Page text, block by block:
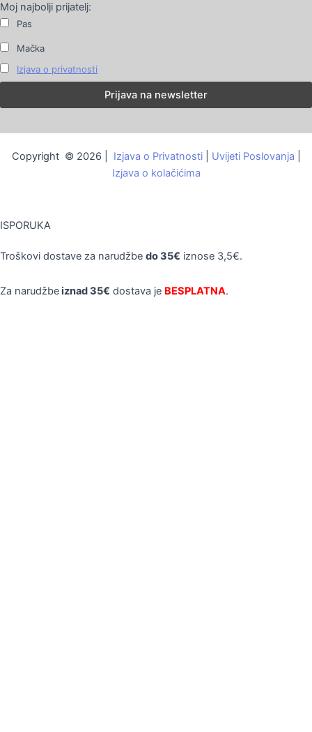
Moj najbolji prijatelj:
Pas
Mačka
Izjava o privatnosti
Copyright © 2026 | Izjava o Privatnosti| Uvijeti Poslovanja
Izjava o kolačićima
ISPORUKA
Troškovi dostave za narudžbe do 35€ iznose 3,5€.
Za narudžbeiznad 35€ dostava je BESPLATNA.